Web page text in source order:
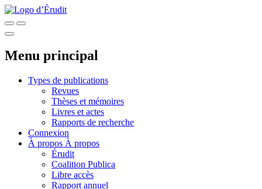
Menu principal
Types de publications
Revues
Thèses et mémoires
Livres et actes
Rapports de recherche
Connexion
À propos À propos
Érudit
Coalition Publica
Libre accès
Rapport annuel